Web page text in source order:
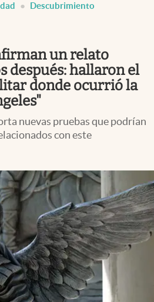
Descubrimiento
un relato
después: hallaron el
donde ocurrió la
nuevas pruebas que podrían
con este